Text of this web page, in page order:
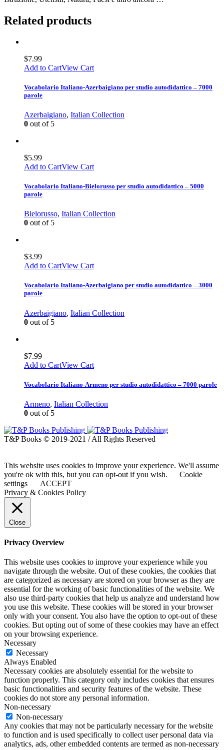
Related products
$7.99
Add to CartView Cart
Vocabolario Italiano-Azerbaigiano per studio autodidattico – 7000
parole
Azerbaigiano, Italian Collection
0 out of 5
$5.99
Add to CartView Cart
Vocabolario Italiano-Bielorusso per studio autodidattico – 5000
parole
Bielorusso, Italian Collection
0 out of 5
$3.99
Add to CartView Cart
Vocabolario Italiano-Azerbaigiano per studio autodidattico – 3000
parole
Azerbaigiano, Italian Collection
0 out of 5
$7.99
Add to CartView Cart
Vocabolario Italiano-Armeno per studio autodidattico – 7000 parole
Armeno, Italian Collection
0 out of 5
T&P Books © 2019-2021 / All Rights Reserved
This website uses cookies to improve your experience. We'll assume
you're ok with this, but you can opt-out if you wish.
Cookie
settings
ACCEPT
Privacy & Cookies Policy
Close
Privacy Overview
This website uses cookies to improve your experience while you
navigate through the website. Out of these cookies, the cookies that
are categorized as necessary are stored on your browser as they are
essential for the working of basic functionalities of the website. We
also use third-party cookies that help us analyze and understand how
you use this website. These cookies will be stored in your browser
only with your consent. You also have the option to opt-out of these
cookies. But opting out of some of these cookies may have an effect
on your browsing experience.
Necessary
Necessary
Always Enabled
Necessary cookies are absolutely essential for the website to
function properly. This category only includes cookies that ensures
basic functionalities and security features of the website. These
cookies do not store any personal information.
Non-necessary
Non-necessary
Any cookies that may not be particularly necessary for the website
to function and is used specifically to collect user personal data via
analytics, ads, other embedded contents are termed as non-necessary